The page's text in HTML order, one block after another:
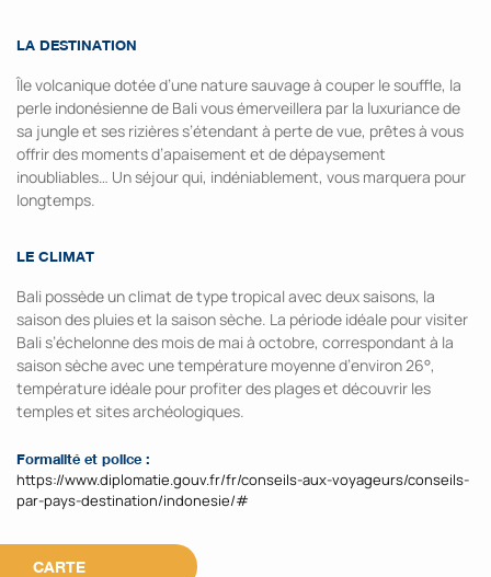
LA DESTINATION
Île volcanique dotée d’une nature sauvage à couper le souffle, la
perle indonésienne de Bali vous émerveillera par la luxuriance de
sa jungle et ses rizières s’étendant à perte de vue, prêtes à vous
offrir des moments d’apaisement et de dépaysement
inoubliables… Un séjour qui, indéniablement, vous marquera pour
longtemps.
LE CLIMAT
Bali possède un climat de type tropical avec deux saisons, la
saison des pluies et la saison sèche. La période idéale pour visiter
Bali s’échelonne des mois de mai à octobre, correspondant à la
saison sèche avec une température moyenne d’environ 26°,
température idéale pour profiter des plages et découvrir les
temples et sites archéologiques.
Formalité et police :
https://www.diplomatie.gouv.fr/fr/conseils-aux-voyageurs/conseils-
par-pays-destination/indonesie/#
CARTE